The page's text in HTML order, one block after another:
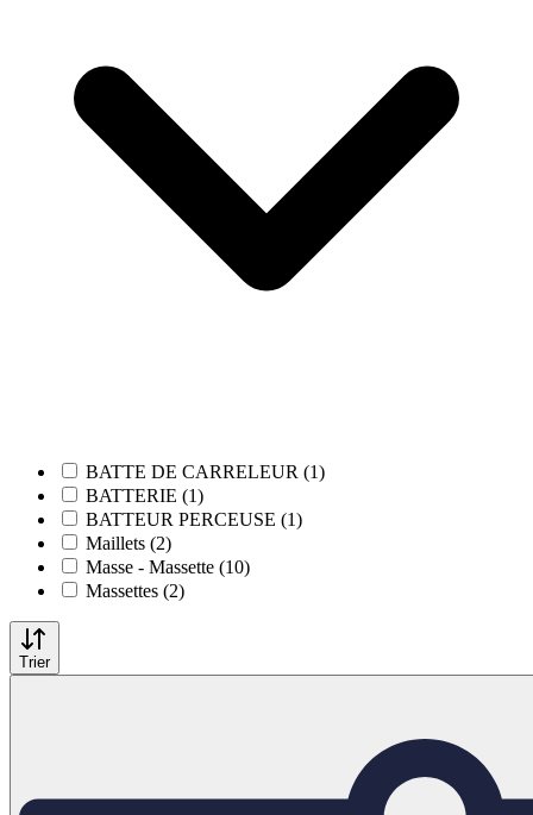
BATTE DE CARRELEUR (1)
BATTERIE (1)
BATTEUR PERCEUSE (1)
Maillets (2)
Masse - Massette (10)
Massettes (2)
Trier